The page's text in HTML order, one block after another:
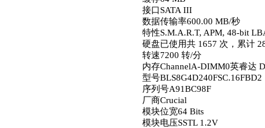
接口SATA III
数据传输率600.00 MB/秒
特性S.M.A.R.T, APM, 48-bit
硬盘已使用共 1657 次，累计
转速7200 转/分
内存ChannelA-DIMM0英睿达
型号BLS8G4D240FSC.16FBD2
序列号A91BC98F
厂商Crucial
模块位宽64 Bits
模块电压SSTL 1.2V